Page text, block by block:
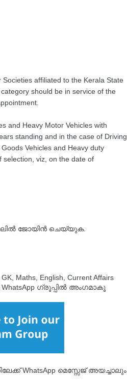
affiliated to the Kerala State
should be in service of the
and Heavy Motor Vehicles with
standing and in the case of Driving
Vehicles and Heavy duty
selection, viz, on the date of
ജോയിൻ ചെയ്യുക.
English, Current Affairs
ഗ്രൂപ്പിൽ അംഗമാകൂ
WhatsApp മെസ്സേജ് അയച്ചാലും